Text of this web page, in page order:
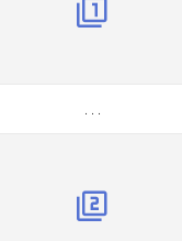
. . .